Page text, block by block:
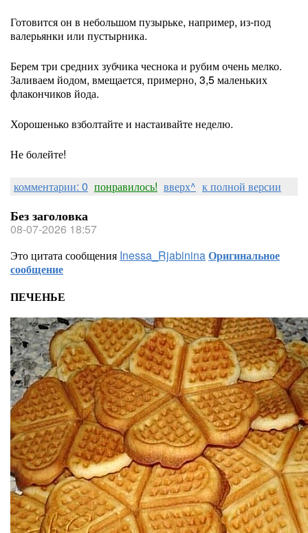
Готовится он в небольшом пузырьке, например, из-под
валерьянки или пустырника.
Берем три средних зубчика чеснока и рубим очень мелко.
Заливаем йодом, вмещается, примерно, 3,5 маленьких
флакончиков йода.
Хорошенько взболтайте и настаивайте неделю.
Не болейте!
комментарии: 0 понравилось! вверх^ к полной версии
Без заголовка
08-07-2026 18:57
Это цитата сообщения Inessa_RjabininaОригинальное
сообщение
ПЕЧЕНЬЕ